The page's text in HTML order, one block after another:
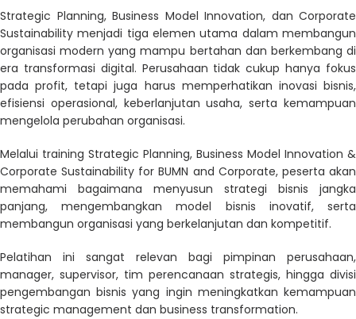
Strategic Planning, Business Model Innovation, dan Corporate
Sustainability menjadi tiga elemen utama dalam membangun
organisasi modern yang mampu bertahan dan berkembang di
era transformasi digital. Perusahaan tidak cukup hanya fokus
pada profit, tetapi juga harus memperhatikan inovasi bisnis,
efisiensi operasional, keberlanjutan usaha, serta kemampuan
mengelola perubahan organisasi.
Melalui training Strategic Planning, Business Model Innovation &
Corporate Sustainability for BUMN and Corporate, peserta akan
memahami bagaimana menyusun strategi bisnis jangka
panjang, mengembangkan model bisnis inovatif, serta
membangun organisasi yang berkelanjutan dan kompetitif.
Pelatihan ini sangat relevan bagi pimpinan perusahaan,
manager, supervisor, tim perencanaan strategis, hingga divisi
pengembangan bisnis yang ingin meningkatkan kemampuan
strategic management dan business transformation.